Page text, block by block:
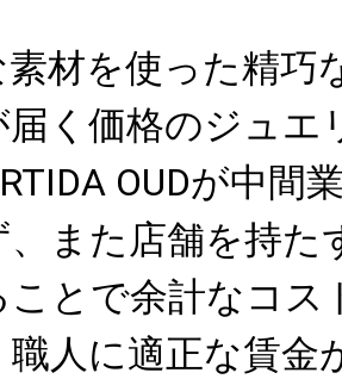
素材を使った精巧
届く価格のジュエ
OUDが中間
、また店舗を持
ことで余計なコス
職人に適正な賃金